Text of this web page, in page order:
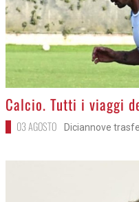
>
Calcio. Tutti i viaggi
03 AGOSTO Diciannove